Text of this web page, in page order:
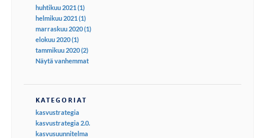
huhtikuu 2021 (1)
helmikuu 2021 (1)
marraskuu 2020 (1)
elokuu 2020 (1)
tammikuu 2020 (2)
Näytä vanhemmat
KATEGORIAT
kasvustrategia
kasvustrategia 2.0.
kasvusuunnitelma